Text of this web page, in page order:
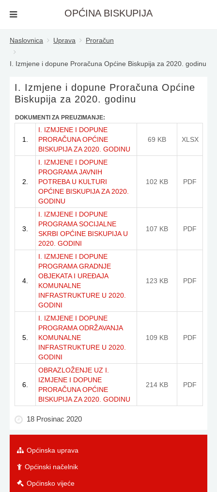
OPĆINA BISKUPIJA
Naslovnica Uprava Proračun
I. Izmjene i dopune Proračuna Općine Biskupija za 2020. godinu
I. Izmjene i dopune Proračuna Općine
Biskupija za 2020. godinu
DOKUMENTI ZA PREUZIMANJE:
1.
I. IZMJENE I DOPUNE
PRORAČUNA OPĆINE
BISKUPIJA ZA 2020. GODINU
69 KB XLSX
2.
I. IZMJENE I DOPUNE
PROGRAMA JAVNIH
POTREBA U KULTURI
OPĆINE BISKUPIJA ZA 2020.
GODINU
102 KB PDF
3.
I. IZMJENE I DOPUNE
PROGRAMA SOCIJALNE
SKRBI OPĆINE BISKUPIJA U
2020. GODINI
107 KB PDF
4.
I. IZMJENE I DOPUNE
PROGRAMA GRADNJE
OBJEKATA I UREĐAJA
KOMUNALNE
INFRASTRUKTURE U 2020.
GODINI
123 KB PDF
5.
I. IZMJENE I DOPUNE
PROGRAMA ODRŽAVANJA
KOMUNALNE
INFRASTRUKTURE U 2020.
GODINI
109 KB PDF
6.
OBRAZLOŽENJE UZ I.
IZMJENE I DOPUNE
PRORAČUNA OPĆINE
BISKUPIJA ZA 2020. GODINU
214 KB PDF
18 Prosinac 2020
Općinska uprava
Općinski načelnik
Općinsko vijeće